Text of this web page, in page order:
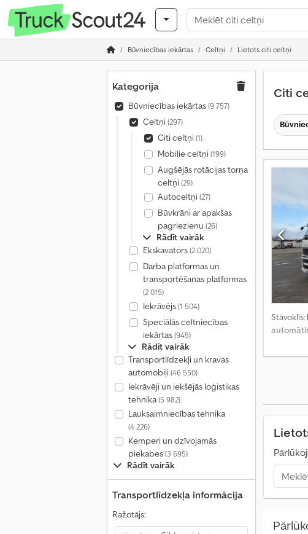
Būvniecības iekārtas Celtņi Lietots citi celtņi
Kategorija
Būvniecības iekārtas(9 757)
Celtņi(297)
Citi celtņi(1)
Mobilie celtņi(199)
Augšējās rotācijas torņa
celtņi(29)
Autoceltņi(27)
Būvkrāni ar apakšas
pagriezienu (26)
Rādīt vairāk
Ekskavators(2 020)
Darba platformas un
transportēšanas platformas
(2 015)
Iekrāvējs(1 504)
Speciālās celtniecības
iekārtas(945)
Rādīt vairāk
Transportlīdzekļi un kravas
automobiļi(46 550)
Iekrāvēji un iekšējās loģistikas
tehnika(5 982)
Lauksaimniecības tehnika
(4 226)
Kemperi un dzīvojamās
piekabes(3 695)
Rādīt vairāk
Transportlīdzekļa informācija
Ražotājs:
Citi
Stāvoklis: